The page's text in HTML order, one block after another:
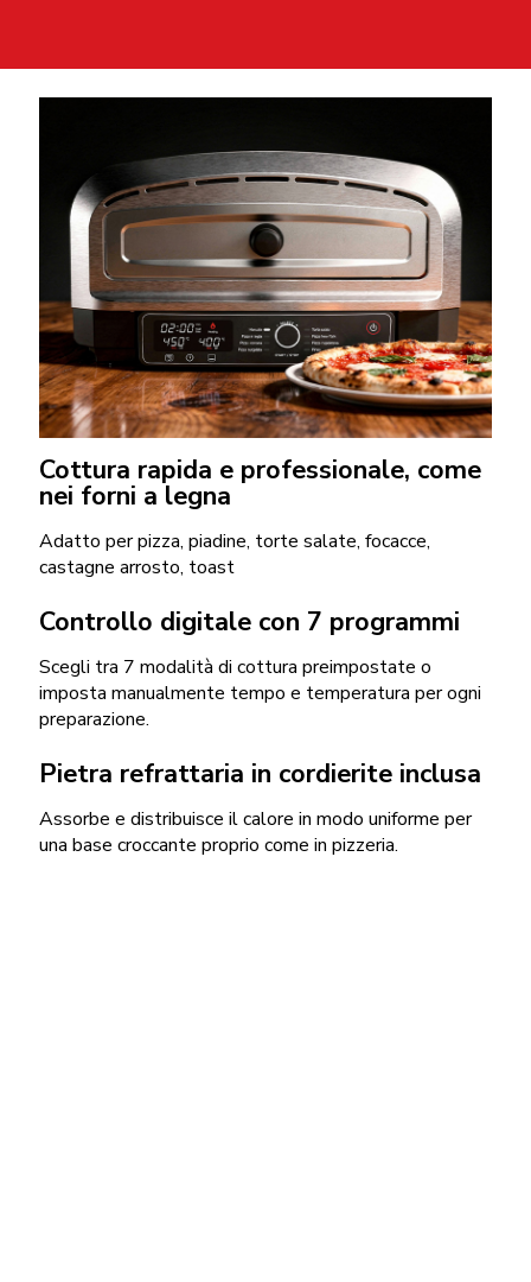
Cottura rapida e professionale, come
nei forni a legna
Adatto per pizza, piadine, torte salate, focacce,
castagne arrosto, toast
Controllo digitale con 7 programmi
Scegli tra 7 modalità di cottura preimpostate o
imposta manualmente tempo e temperatura per ogni
preparazione.
Pietra refrattaria in cordierite inclusa
Assorbe e distribuisce il calore in modo uniforme per
una base croccante proprio come in pizzeria.